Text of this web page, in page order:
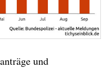
und